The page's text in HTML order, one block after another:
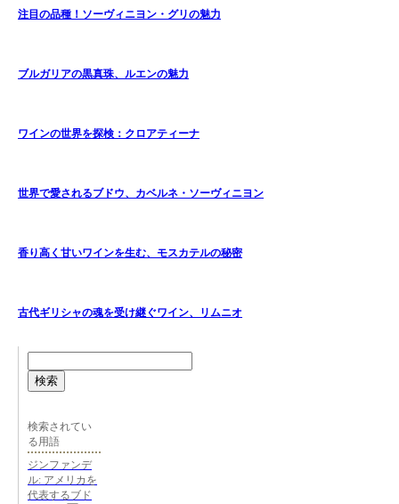
注目の品種！ソーヴィニヨン・グリの魅力
ブルガリアの黒真珠、ルエンの魅力
ワインの世界を探検：クロアティーナ
世界で愛されるブドウ、カベルネ・ソーヴィニヨン
香り高く甘いワインを生む、モスカテルの秘密
古代ギリシャの魂を受け継ぐワイン、リムニオ
検索
検索されてい
る用語
ジンファンデ
ル: アメリカを
代表するブド